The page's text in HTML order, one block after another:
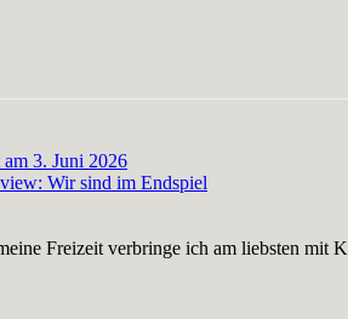
3. Juni 2026
Wir sind im Endspiel
Freizeit verbringe ich am liebsten